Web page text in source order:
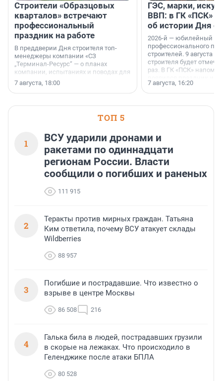
Строители «Образцовых
кварталов» встречают
профессиональный
праздник на работе
В преддверии Дня строителя топ-
менеджеры компании «СЗ
„Терминал-Ресурс“ — о планах
компании, испытаниях и поводах для
осторожного оптимизма.
7 августа, 18:00
ГЭС, марки,
ВВП: в ГК «ПСК»
об истории Дня
2026-й — юбилейный
профессионального
строителей. 9 августа
строителя будет
раз. В ГК «ПСК»
поменялась роль
7 августа, 16:20
ТОП 5
1
ВСУ ударили дронами и
ракетами по одиннадцати
регионам России. Власти
сообщили о погибших и раненых
111 915
2
Теракты против мирных граждан. Татьяна
Ким ответила, почему ВСУ атакует склады
Wildberries
88 957
3
Погибшие и пострадавшие. Что известно о
взрыве в центре Москвы
86 508 216
4
Галька била в людей, пострадавших грузили
в скорые на лежаках. Что происходило в
Геленджике после атаки БПЛА
80 528